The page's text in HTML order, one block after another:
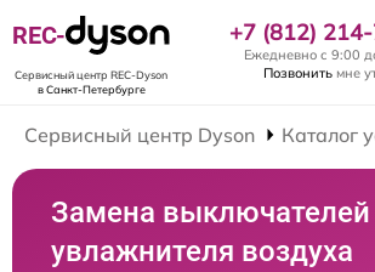
REC-
Сервисный центр REC-Dyson
в Санкт-Петербурге
+7 (812)
Ежедневно с 9:00
Позвонить мне
Сервисный центр Dyson Каталог
Замена выключателей
увлажнителя воздуха